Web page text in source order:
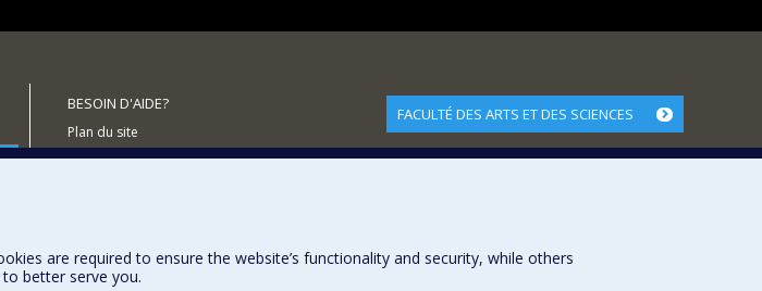
BESOIN D'AIDE?
Plan du site
Signaler une erreur
FACULTÉ DES ARTS ET DES SCIENCES
Nos départements et écoles
are required to ensure the website’s functionality and security, while others
better serve you.